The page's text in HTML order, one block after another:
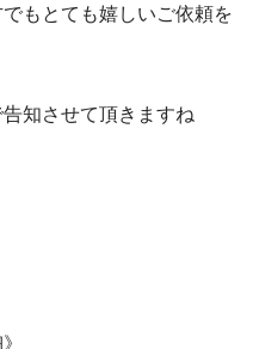
もとても嬉しいご依頼を
知させて頂きますね